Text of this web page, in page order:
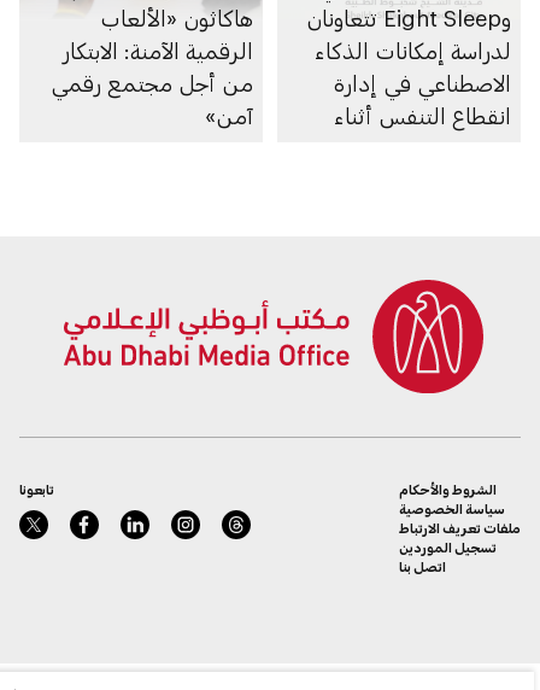
وEight Sleep تتعاونان
لدراسة إمكانات الذكاء
الاصطناعي في إدارة
انقطاع التنفس أثناء
هاكاثون «الألعاب
الرقمية الآمنة: الابتكار
من أجل مجتمع رقمي
آمن»
تابعونا
الشروط والأحكام
سياسة الخصوصية
ملفات تعريف الارتباط
تسجيل الموردين
اتصل بنا